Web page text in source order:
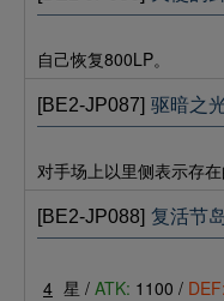
自己恢复800LP。
[BE2-JP087] 驱暗之
对手场上以里侧表示存
[BE2-JP088] 复活节
4 星 / ATK: 1100 / DEF: